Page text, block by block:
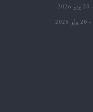
20 يوليو 2026
20 يوليو 2026